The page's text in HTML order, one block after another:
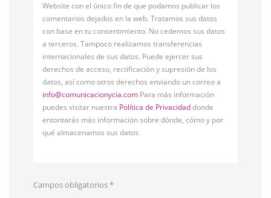
Website con el único fin de que podamos publicar los
comentarios dejados en la web. Tratamos sus datos
con base en tu consentimiento. No cedemos sus datos
a terceros. Tampoco realizamos transferencias
internacionales de sus datos. Puede ejercer sus
derechos de acceso, rectificación y supresión de los
datos, así como otros derechos enviando un correo a
info@comunicacionycia.com Para más información
puedes visitar nuestra Política de Privacidaddonde
entontarás más información sobre dónde, cómo y por
qué almacenamos sus datos.
Campos obligatorios*